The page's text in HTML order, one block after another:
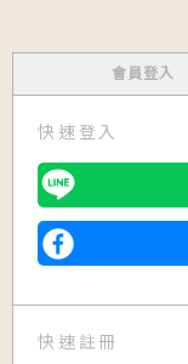
會員登入
快速登入
快速註冊